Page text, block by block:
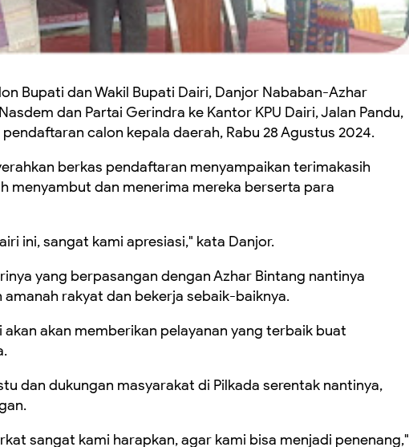
Bupati dan Wakil Bupati Dairi, Danjor Nababan-Azhar
dan Partai Gerindra ke Kantor KPU Dairi, Jalan Pandu,
calon kepala daerah, Rabu 28 Agustus 2024.
berkas pendaftaran menyampaikan terimakasih
menyambut dan menerima mereka berserta para
ini, sangat kami apresiasi," kata Danjor.
yang berpasangan dengan Azhar Bintang nantinya
rakyat dan bekerja sebaik-baiknya.
akan memberikan pelayanan yang terbaik buat
dan dukungan masyarakat di Pilkada serentak nantinya,
sangat kami harapkan, agar kami bisa menjadi penenang,"